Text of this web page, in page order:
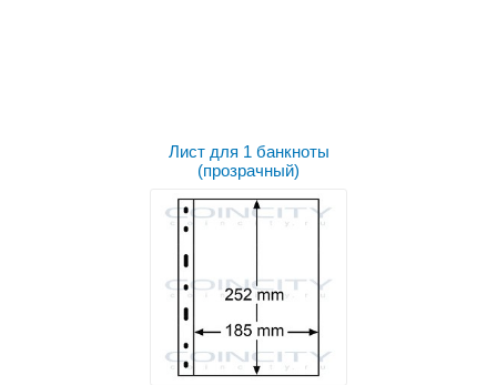
Лист для 1 банкноты
(прозрачный)